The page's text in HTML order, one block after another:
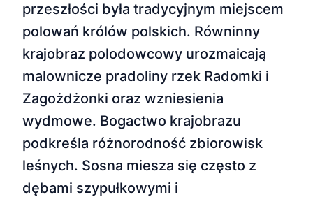
przeszłości była tradycyjnym miejscem
polowań królów polskich. Równinny
krajobraz polodowcowy urozmaicają
malownicze pradoliny rzek Radomki i
Zagożdżonki oraz wzniesienia
wydmowe. Bogactwo krajobrazu
podkreśla różnorodność zbiorowisk
leśnych. Sosna miesza się często z
dębami szypułkowymi i